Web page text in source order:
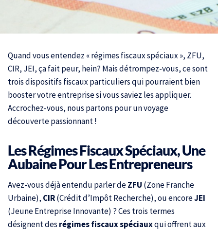
Quand vous entendez « régimes fiscaux spéciaux », ZFU,
CIR, JEI, ça fait peur, hein? Mais détrompez-vous, ce sont
trois dispositifs fiscaux particuliers qui pourraient bien
booster votre entreprise si vous saviez les appliquer.
Accrochez-vous, nous partons pour un voyage
découverte passionnant !
Les Régimes Fiscaux Spéciaux, Une
Aubaine Pour Les Entrepreneurs
Avez-vous déjà entendu parler deZFU (Zone Franche
Urbaine), CIR(Crédit d’Impôt Recherche), ou encoreJEI
(Jeune Entreprise Innovante) ? Ces trois termes
désignent des régimes fiscaux spéciauxqui offrent aux